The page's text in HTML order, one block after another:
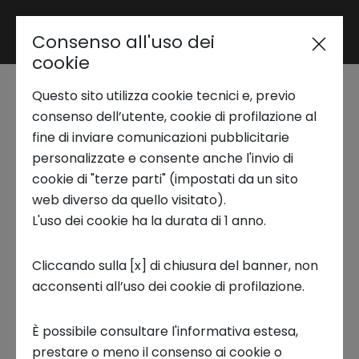
Area riservata
Trend Analysis
Applied Research
Startup Development
Business Transformation
Ecosystem enabling
SESTRE
Sabrina Fiorentino - Founder
& CEO
Terra Next 2022
Sestre è una startup innovavita che sviluppa
integratori nutraceutici in grado di
contrastare problematiche di natura
Consenso all'uso dei
cookie
Questo sito utilizza cookie tecnici e, previo
consenso dell’utente, cookie di profilazione al
fine di inviare comunicazioni pubblicitarie
personalizzate e consente anche l'invio di
cookie di "terze parti" (impostati da un sito
web diverso da quello visitato).
L'uso dei cookie ha la durata di 1 anno.
Cliccando sulla [x] di chiusura del banner, non
acconsenti all’uso dei cookie di profilazione.
È possibile consultare l'informativa estesa,
prestare o meno il consenso ai cookie o